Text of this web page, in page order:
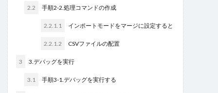
2.2 手順2-2.処理コマンドの作成
2.2.1.1 インポートモードをマージに設定すると
2.2.1.2 CSVファイルの配置
3 3.デバッグを実行
3.1 手順3-1.デバッグを実行する
検索